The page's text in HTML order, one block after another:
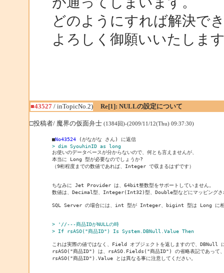
どのようにすれば解決で
よろしく御願いいたしま
■43527/ inTopicNo.2) Re[1]: NULLの設定について
□投稿者/ 魔界の仮面弁士 (1384回)-(2009/11/12(Thu) 09:37:30)
■No43524
(がながな さん) に返信
> dim SyouhinID as long
本当に Long 型が必要なのでしょうか?
（9桁程度までの数値であれば、Integer で収まるはずです）
ちなみに Jet Provider は、64bit整数型をサポートしていません。
数値は、Decimal型、Integer(Int32)型、Double型などにマッピングさ
SQL Server の場合には、int 型が Integer、bigint 型は Long に相
> '//---商品IDがNULLの時
> If rsASO("商品ID") Is System.DBNull.Value Then
これは実際の値ではなく、Field オブジェクトを返しますので、DBNull
rsASO("商品ID") は、rsASO.Fields("商品ID") の省略表記であって
rsASO("商品ID").Value とは異なる事に注意してください。